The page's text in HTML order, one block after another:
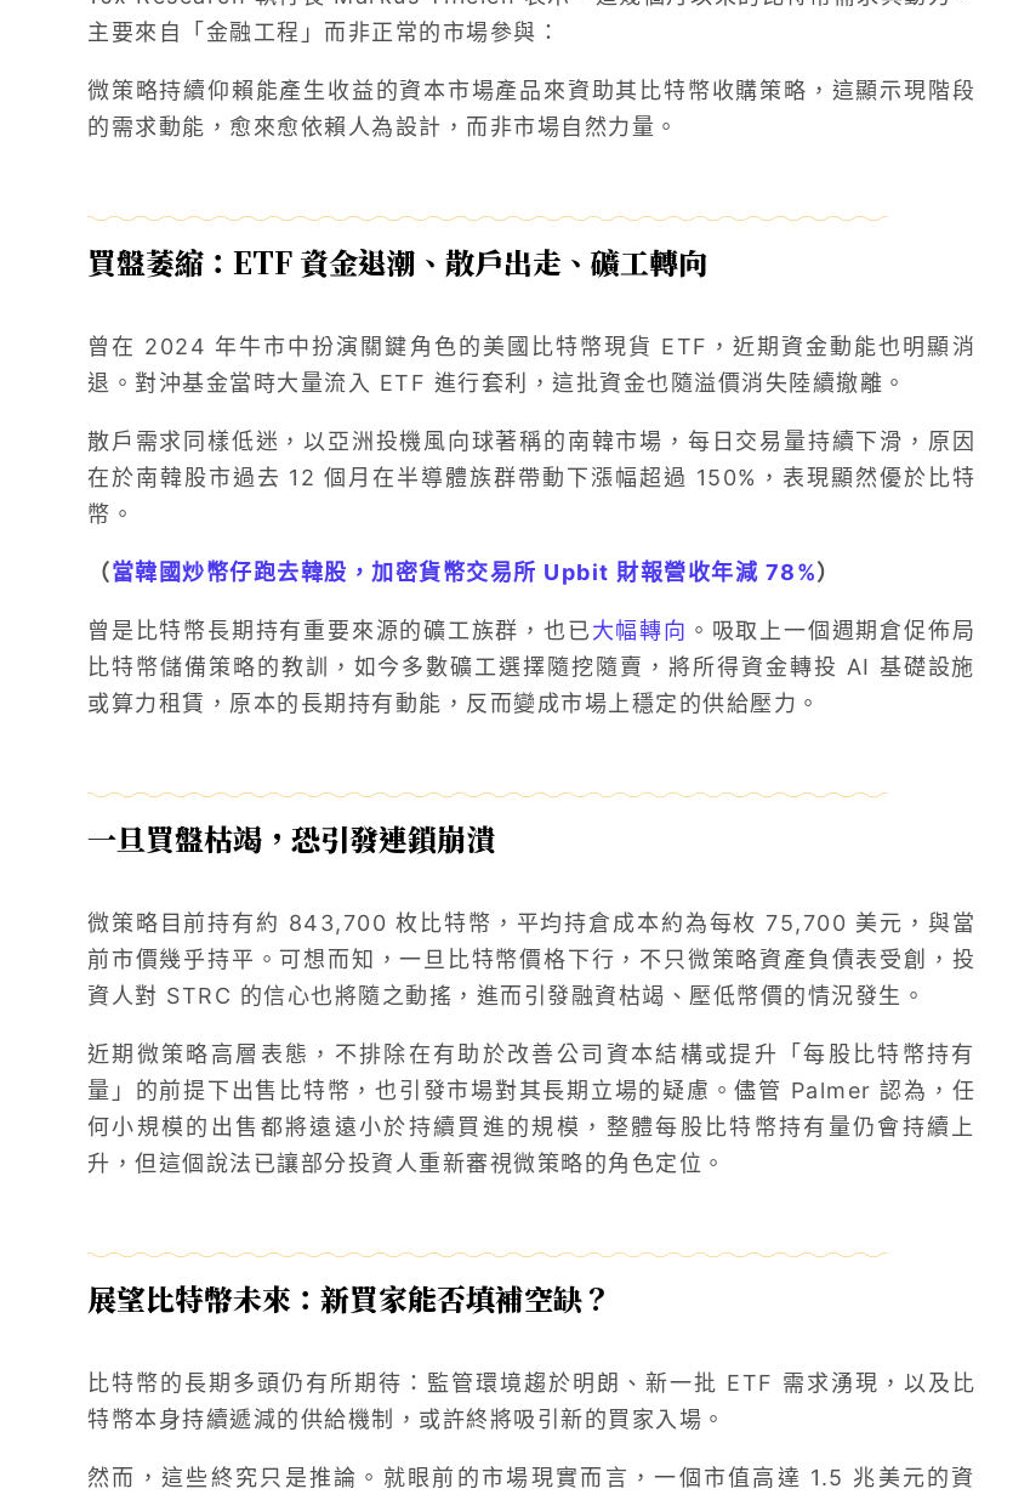
主要來自「金融工程」而非正常的市場參與：
微策略持續仰賴能產生收益的資本市場產品來資助其比特幣收購策略，這顯示現階段
的需求動能，愈來愈依賴人為設計，而非市場自然力量。
買盤萎縮：ETF 資金退潮、散戶出走、礦工轉向
曾在 2024 年牛市中扮演關鍵角色的美國比特幣現貨 ETF，近期資金動能也明顯消
退。對沖基金當時大量流入 ETF 進行套利，這批資金也隨溢價消失陸續撤離。
散戶需求同樣低迷，以亞洲投機風向球著稱的南韓市場，每日交易量持續下滑，原因
在於南韓股市過去 12 個月在半導體族群帶動下漲幅超過 150%，表現顯然優於比特
幣。
（當韓國炒幣仔跑去韓股，加密貨幣交易所 Upbit 財報營收年減 78%）
曾是比特幣長期持有重要來源的礦工族群，也已大幅轉向 。吸取上一個週期倉促佈局
比特幣儲備策略的教訓，如今多數礦工選擇隨挖隨賣，將所得資金轉投 AI 基礎設施
或算力租賃，原本的長期持有動能，反而變成市場上穩定的供給壓力。
一旦買盤枯竭，恐引發連鎖崩潰
微策略目前持有約 843,700 枚比特幣，平均持倉成本約為每枚 75,700 美元，與當
前市價幾乎持平。可想而知，一旦比特幣價格下行，不只微策略資產負債表受創，投
資人對 STRC 的信心也將隨之動搖，進而引發融資枯竭、壓低幣價的情況發生。
近期微策略高層表態，不排除在有助於改善公司資本結構或提升「每股比特幣持有
量」的前提下出售比特幣，也引發市場對其長期立場的疑慮。儘管 Palmer 認為，任
何小規模的出售都將遠遠小於持續買進的規模，整體每股比特幣持有量仍會持續上
升，但這個說法已讓部分投資人重新審視微策略的角色定位。
展望比特幣未來：新買家能否填補空缺？
比特幣的長期多頭仍有所期待：監管環境趨於明朗、新一批 ETF 需求湧現，以及比
特幣本身持續遞減的供給機制，或許終將吸引新的買家入場。
然而，這些終究只是推論。就眼前的市場現實而言，一個市值高達 1.5 兆美元的資